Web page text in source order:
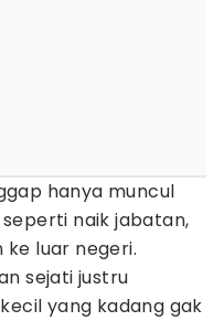
hanya muncul
naik jabatan,
ke luar negeri.
sejati justru
yang kadang gak